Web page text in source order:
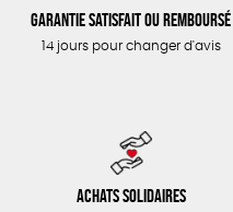
Garantie satisfait ou remboursé
14 jours pour changer d'avis
Achats solidaires